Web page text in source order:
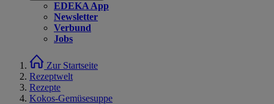
EDEKA App
Newsletter
Verbund
Jobs
Zur Startseite
Rezeptwelt
Rezepte
Kokos-Gemüsesuppe